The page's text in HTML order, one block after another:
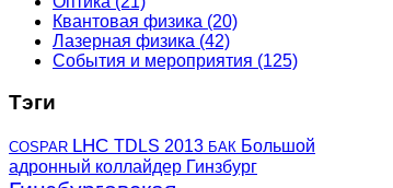
Квантовая физика (20)
Лазерная физика (42)
События и мероприятия (125)
Тэги
COSPAR LHC TDLS 2013 БАК Большой
адронный коллайдер Гинзбург